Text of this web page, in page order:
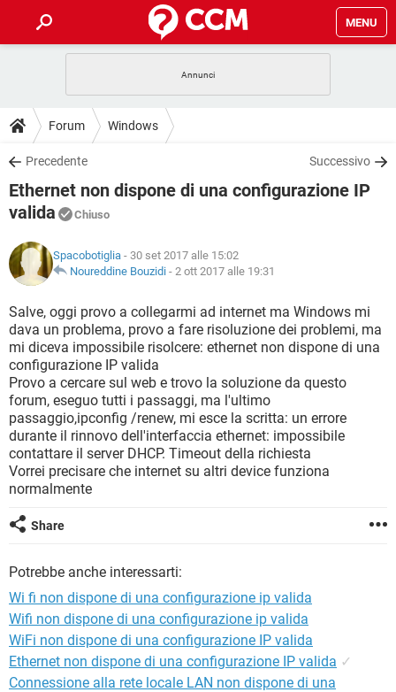
MENU
INTRATTENIMENTO
iOS
INSTAGRAM WHATSAPP
TIKTOK
HARDWARE
GUIDE
COVID-19
iOS
TIKTOK FACEBOOK
DOWNLOAD
COVID-19 GAMING
INTRATTENIMENTO
iOS WINDOWS 10
INSTAGRAM
TIKTOK FACEBOOK
HARDWARE
FORUM
INTRATTENIMENTO ANDROID
INSTAGRAM WHATSAPP
TIKTOK
HARDWARE
GLOSSARIO
COVID-19
INTRATTENIMENTO ANDROID
iOS WINDOWS 10
INSTAGRAM
TIKTOK FACEBOOK
HARDWARE
Forum Windows
Precedente Successivo
Ethernet non dispone di una configurazione IP
valida
Chiuso
Spacobotiglia - 30 set 2017 alle 15:02
Noureddine Bouzidi - 2 ott 2017 alle 19:31
Salve, oggi provo a collegarmi ad internet ma Windows mi
dava un problema, provo a fare risoluzione dei problemi, ma
mi diceva impossibile risolcere: ethernet non dispone di una
configurazione IP valida
Provo a cercare sul web e trovo la soluzione da questo
forum, eseguo tutti i passaggi, ma l'ultimo
passaggio,ipconfig /renew, mi esce la scritta: un errore
durante il rinnovo dell'interfaccia ethernet: impossibile
contattare il server DHCP. Timeout della richiesta
Vorrei precisare che internet su altri device funziona
normalmente
Share
Potrebbe anche interessarti:
Wi fi non dispone di una configurazione ip valida
Wifi non dispone di una configurazione ip valida
WiFi non dispone di una configurazione IP valida
Ethernet non dispone di una configurazione IP valida ✓
Connessione alla rete locale LAN non dispone di una